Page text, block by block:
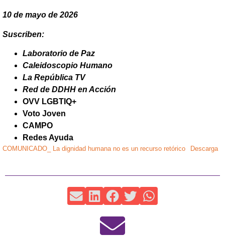
10 de mayo de 2026
Suscriben:
Laboratorio de Paz
Caleidoscopio Humano
La República TV
Red de DDHH en Acción
OVV LGBTIQ+
Voto Joven
CAMPO
Redes Ayuda
COMUNICADO_ La dignidad humana no es un recurso retórico Descarga